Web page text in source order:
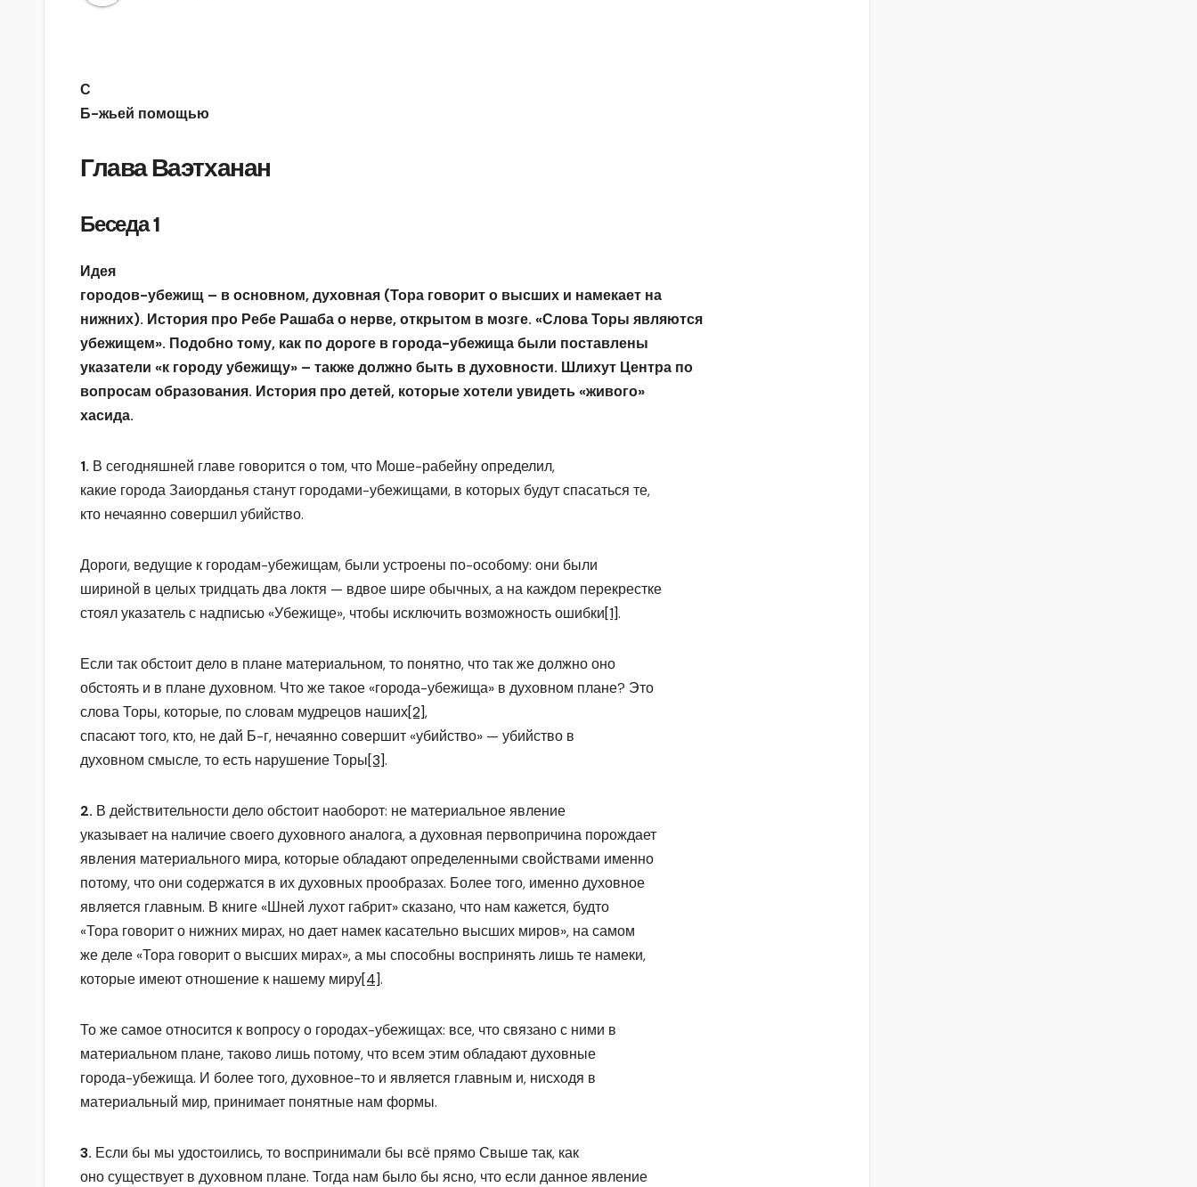
С
Б-жьей помощью
Глава Ваэтханан
Беседа 1
Идея
городов-убежищ – в основном, духовная (Тора говорит о высших и намекает на
нижних). История про Ребе Рашаба о нерве, открытом в мозге. «Слова Торы являются
убежищем». Подобно тому, как по дороге в города-убежища были поставлены
указатели «к городу убежищу» – также должно быть в духовности. Шлихут Центра по
вопросам образования. История про детей, которые хотели увидеть «живого»
хасида.
1. В сегодняшней главе говорится о том, что Моше-рабейну определил,
какие города Заиорданья станут городами-убежищами, в которых будут спасаться те,
кто нечаянно совершил убийство.
Дороги, ведущие к городам-убежищам, были устроены по-особому: они были
шириной в целых тридцать два локтя — вдвое шире обычных, а на каждом перекрестке
стоял указатель с надписью «Убежище», чтобы исключить возможность ошибки[1].
Если так обстоит дело в плане материальном, то понятно, что так же должно оно
обстоять и в плане духовном. Что же такое «города-убежища» в духовном плане? Это
слова Торы, которые, по словам мудрецов наших[2],
спасают того, кто, не дай Б-г, нечаянно совершит «убийство» — убийство в
духовном смысле, то есть нарушение Торы[3].
2. В действительности дело обстоит наоборот: не материальное явление
указывает на наличие своего духовного аналога, а духовная первопричина порождает
явления материального мира, которые обладают определенными свойствами именно
потому, что они содержатся в их духовных прообразах. Более того, именно духовное
является главным. В книге «Шней лухот габрит» сказано, что нам кажется, будто
«Тора говорит о нижних мирах, но дает намек касательно высших миров», на самом
же деле «Тора говорит о высших мирах», а мы способны воспринять лишь те намеки,
которые имеют отношение к нашему миру[4].
То же самое относится к вопросу о городах-убежищах: все, что связано с ними в
материальном плане, таково лишь потому, что всем этим обладают духовные
города-убежища. И более того, духовное-то и является главным и, нисходя в
материальный мир, принимает понятные нам формы.
3. Если бы мы удостоились, то воспринимали бы всё прямо Свыше так, как
оно существует в духовном плане. Тогда нам было бы ясно, что если данное явление